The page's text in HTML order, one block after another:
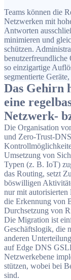
Teams können die
Netzwerken mit
Antworten
minimieren und
schützen.
benutzerfreundliche
so einzigartige
segmentierte
Das Gehirn
eine
Netzwerk-
Die Organisation
und Zero-Trust-
Umsetzung von
Typen (z. B. IoT)
das Routing, setzt
böswilligen
nur mit
die Erkennung von
Durchsetzung von
Die Migration ist
Geschäftslogik, die
anderen
auf Edge DNS
Netzwerkebene
stützen, wobei bei
sind.